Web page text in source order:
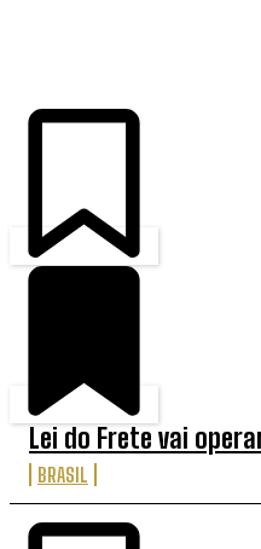
Lei do Frete vai
BRASIL